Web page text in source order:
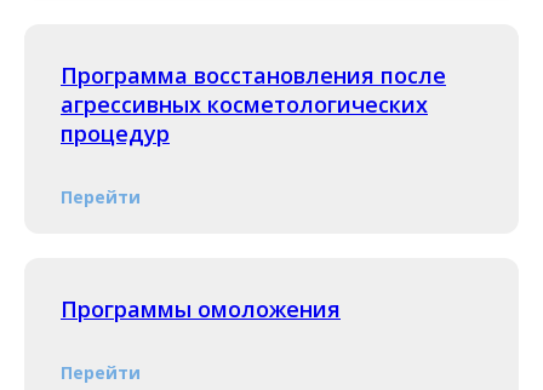
Программа восстановления после
агрессивных косметологических
процедур
Перейти
Программы омоложения
Перейти